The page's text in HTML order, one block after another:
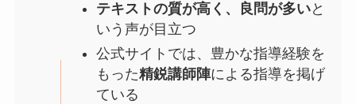
テキストの質が高く、良問が多いと
いう声が目立つ
公式サイトでは、豊かな指導経験を
もった精鋭講師陣による指導を掲げ
ている